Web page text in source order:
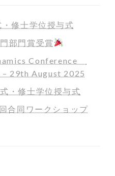
修士学位授与式
部門賞受賞
Conference
29th August 2025
・修士学位授与式
合同ワークショップ